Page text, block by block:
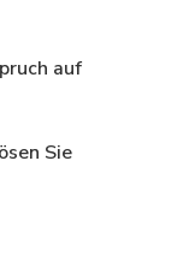
auf
Sie